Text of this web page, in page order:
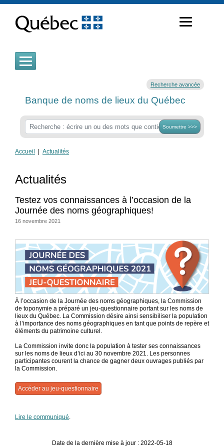
contenu
Recherche avancée
Banque de noms de lieux du Québec
Soumettre >>>
Accueil Actualités
Actualités
Testez vos connaissances à l’occasion de la
Journée des noms géographiques!
16 novembre 2021
À l’occasion de la Journée des noms géographiques, la Commission
de toponymie a préparé un jeu-questionnaire portant sur les noms de
lieux du Québec. La Commission désire ainsi sensibiliser la population
à l’importance des noms géographiques en tant que points de repère et
éléments du patrimoine culturel.
La Commission invite donc la population à tester ses connaissances
sur les noms de lieux d’ici au 30 novembre 2021. Les personnes
participantes courent la chance de gagner deux ouvrages publiés par
la Commission.
Accéder au jeu-questionnaire
Lire le communiqué.
Date de la dernière mise à jour : 2022-05-18